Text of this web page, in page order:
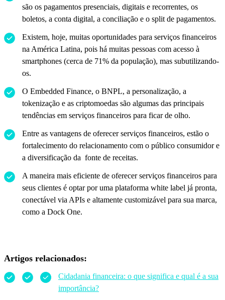
são os pagamentos presenciais, digitais e recorrentes, os
boletos, a conta digital, a conciliação e o split de pagamentos.
Existem, hoje, muitas oportunidades para serviços financeiros
na América Latina, pois há muitas pessoas com acesso à
smartphones (cerca de 71% da população), mas subutilizando-
os.
O Embedded Finance, o BNPL, a personalização, a
tokenização e as criptomoedas são algumas das principais
tendências em serviços financeiros para ficar de olho.
Entre as vantagens de oferecer serviços financeiros, estão o
fortalecimento do relacionamento com o público consumidor e
a diversificação da fonte de receitas.
A maneira mais eficiente de oferecer serviços financeiros para
seus clientes é optar por uma plataforma white label já pronta,
conectável via APIs e altamente customizável para sua marca,
como a Dock One.
Artigos relacionados:
Cidadania financeira: o que significa e qual é a sua
importância?